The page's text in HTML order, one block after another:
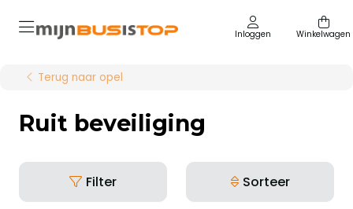
Inloggen Winkelwagen
Terug naar opel
Ruit beveiliging
Filter Sorteer